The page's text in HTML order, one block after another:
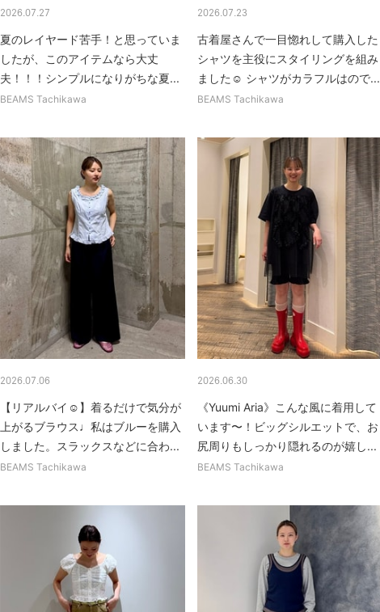
2026.07.27
夏のレイヤード苦手！と思っていま
したが、このアイテムなら大丈
夫！！！シンプルになりがちな夏...
BEAMS Tachikawa
2026.07.23
古着屋さんで一目惚れして購入した
シャツを主役にスタイリングを組み
ました☺︎ シャツがカラフルはので...
BEAMS Tachikawa
2026.07.06
【リアルバイ☺︎】着るだけで気分が
上がるブラウス♩私はブルーを購入
しました。スラックスなどに合わ...
BEAMS Tachikawa
2026.06.30
《Yuumi Aria》こんな風に着用して
います〜！ビッグシルエットで、お
尻周りもしっかり隠れるのが嬉し...
BEAMS Tachikawa